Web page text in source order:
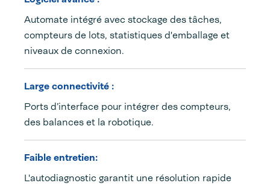
Automate intégré avec stockage des tâches,
compteurs de lots, statistiques d'emballage et
niveaux de connexion.
Large connectivité :
Ports d’interface pour intégrer des compteurs,
des balances et la robotique.
Faible entretien:
L'autodiagnostic garantit une résolution rapide